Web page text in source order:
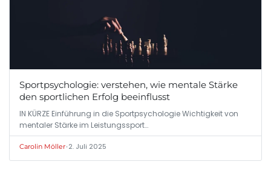
Sportpsychologie: verstehen, wie mentale Stärke
den sportlichen Erfolg beeinflusst
IN KÜRZE Einführung in die Sportpsychologie Wichtigkeit von
mentaler Stärke im Leistungssport…
Carolin Möller•2. Juli 2025